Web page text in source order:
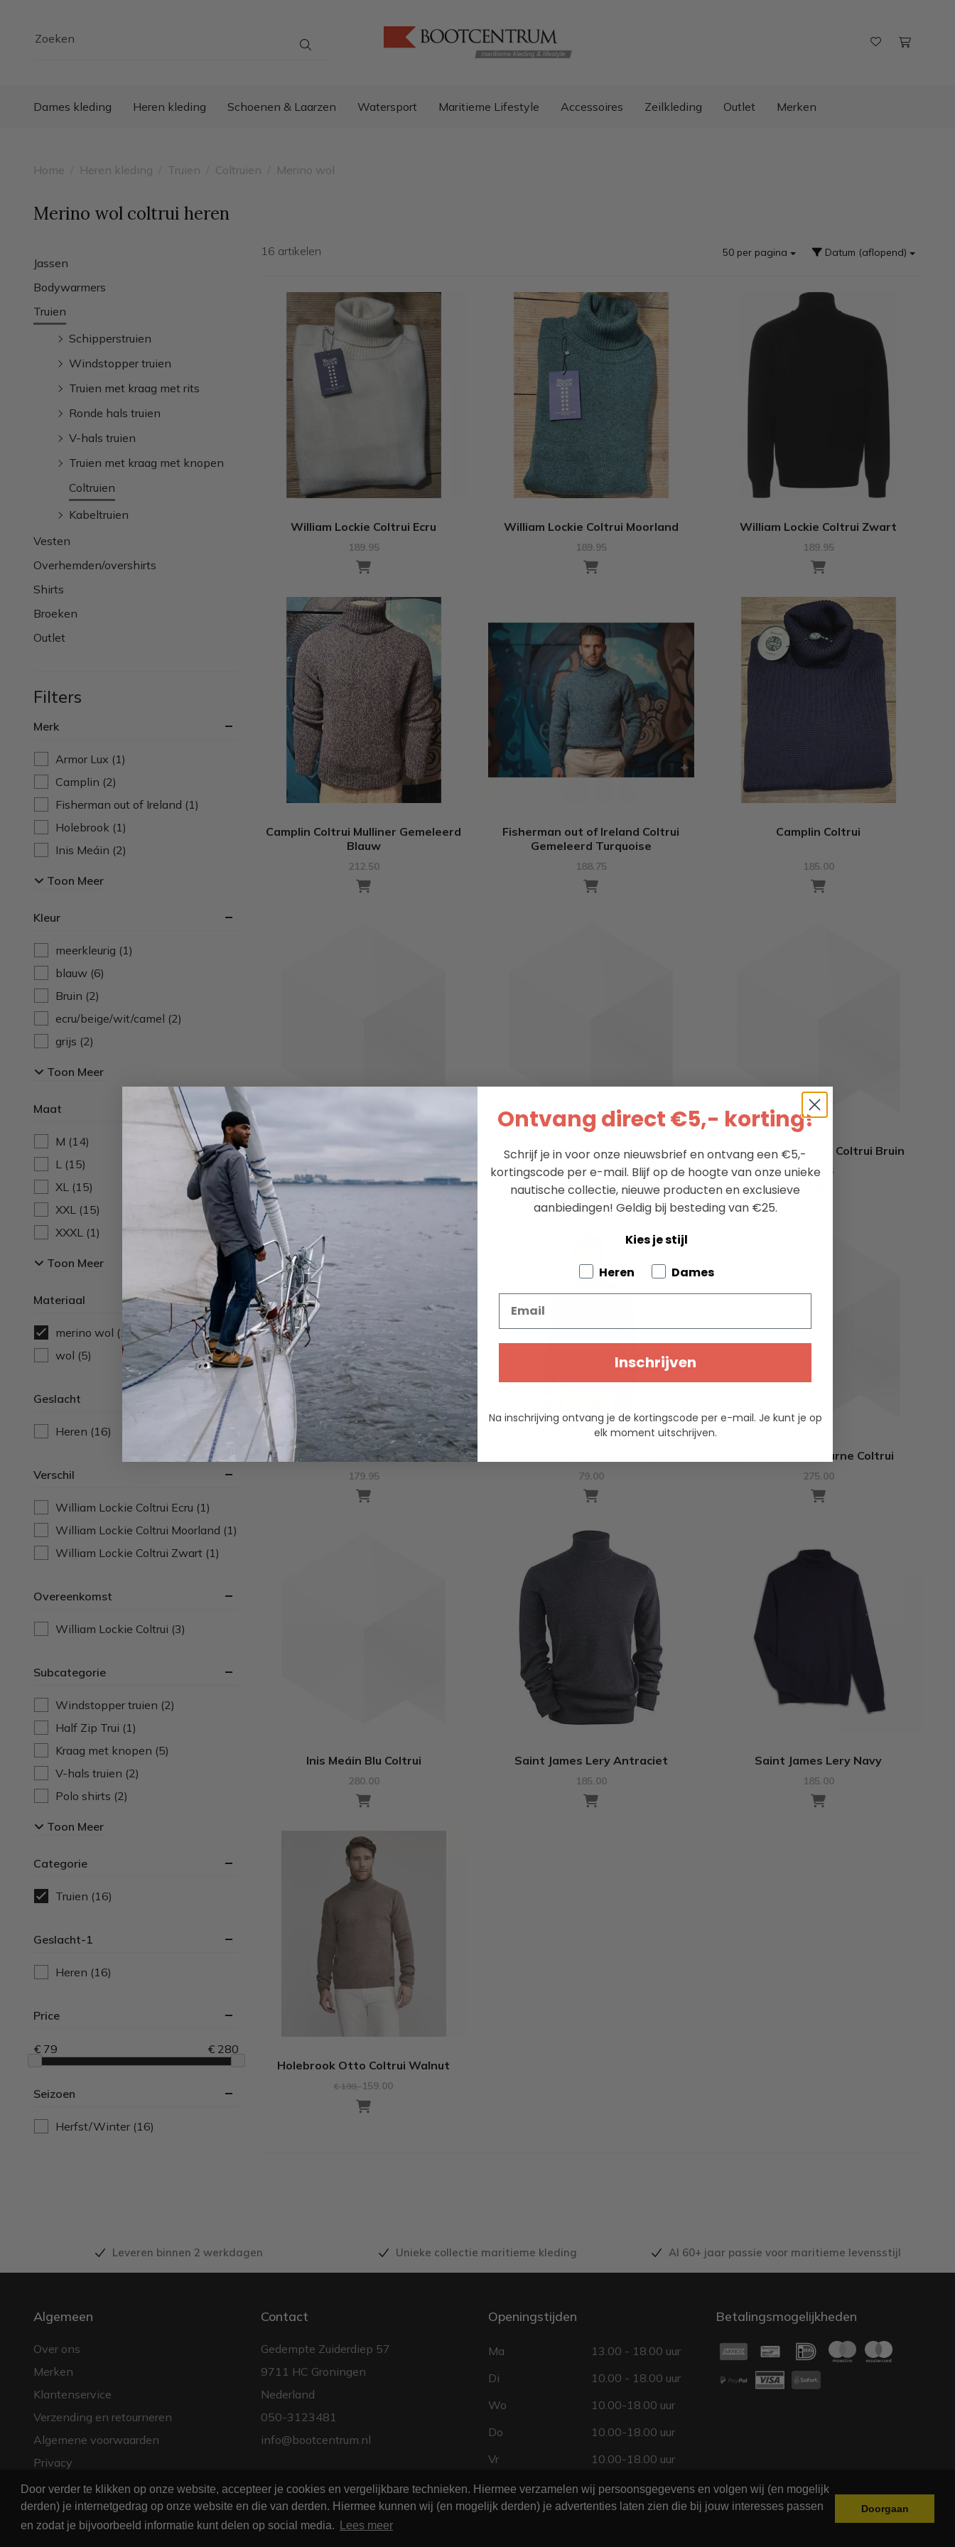
Door verder te klikken op onze website, accepteer je cookies en vergelijkbare technieken. Hiermee verzamelen wij persoonsgegevens en volgen wij (en mogelijk
derden) je internetgedrag op onze website en die van derden. Hiermee kunnen wij (en mogelijk derden) je advertenties laten zien die bij jouw interesses passen
en zodat je bijvoorbeeld informatie kunt delen op social media.
Lees meer
Doorgaan
Zoeken
Dames kleding Heren kleding Schoenen & Laarzen Watersport Maritieme Lifestyle Accessoires Zeilkleding Outlet Merken
Home Heren kleding Truien Coltruien Merino wol
Merino wol coltrui heren
Jassen
Bodywarmers
Truien
Schipperstruien
Windstopper truien
Truien met kraag met rits
Ronde hals truien
V-hals truien
Truien met kraag met knopen
Coltruien
Kabeltruien
Vesten
Overhemden/overshirts
Shirts
Broeken
Outlet
Filters
Merk
Armor Lux (1)
Camplin (2)
Fisherman out of Ireland (1)
Holebrook (1)
Inis Meáin (2)
Toon Meer
Kleur
meerkleurig (1)
blauw (6)
Bruin (2)
ecru/beige/wit/camel (2)
grijs (2)
Toon Meer
Maat
M (14)
L (15)
XL (15)
XXL (15)
XXXL (1)
Toon Meer
Materiaal
merino wol (16)
wol (5)
Geslacht
Heren (16)
Verschil
William Lockie Coltrui Ecru (1)
William Lockie Coltrui Moorland (1)
William Lockie Coltrui Zwart (1)
Overeenkomst
William Lockie Coltrui (3)
Subcategorie
Windstopper truien (2)
Half Zip Trui (1)
Kraag met knopen (5)
V-hals truien (2)
Polo shirts (2)
Polo kraag
Schipperstruien
Toon Meer
Categorie
Truien (16)
Geslacht-1
Heren (16)
Price
€ 79 € 280
Seizoen
Herfst/Winter (16)
16 artikelen Datum (aflopend)
50 per pagina
William Lockie Coltrui Ecru
189.95
William Lockie Coltrui Moorland
189.95
William Lockie Coltrui Zwart
189.95
Camplin Coltrui Mulliner Gemeleerd
Blauw
212.50
Fisherman out of Ireland Coltrui
Gemeleerd Turquoise
188.75
Camplin Coltrui
185.00
William Lockie Nis Coltrui groen William Lockie Nis Coltrui blauw
179.95
William Lockie Nis Coltrui Bruin
179.95
William Lockie Nis Coltrui Oatmeal
179.95 79.00
Inis Meáin Nocturne Coltrui
275.00
Inis Meáin Blu Coltrui
280.00
Saint James Lery Antraciet
185.00
Saint James Lery Navy
185.00
Holebrook Otto Coltrui Walnut
€ 199,-159.00
Leveren binnen 2 werkdagen Unieke collectie maritieme kleding Al 60+ jaar passie voor maritieme levensstijl
Algemeen
Over ons
Merken
Klantenservice
Verzending en retourneren
Algemene voorwaarden
Privacy
Contact
Gedempte Zuiderdiep 57
9711 HC Groningen
Nederland
050-3123481
info@bootcentrum.nl
Openingstijden
Ma
13.00 - 18.00 uur
Di
10.00 - 18.00 uur
Wo
10.00-18.00 uur
Do
10.00-18.00 uur
Vr
10.00-18.00 uur
Za
10.00 - 17.00 uur
Zo
gesloten
Betalingsmogelijkheden
Ontvang direct €5,- korting!
Schrijf je in voor onze nieuwsbrief en ontvang een €5,-
kortingscode per e-mail. Blijf op de hoogte van onze unieke
nautische collectie, nieuwe producten en exclusieve
aanbiedingen! Geldig bij besteding van €25.
Kies je stijl
Tell us about your pets
Heren
Dames
Inschrijven
Na inschrijving ontvang je de kortingscode per e-mail. Je kunt je op
elk moment uitschrijven.